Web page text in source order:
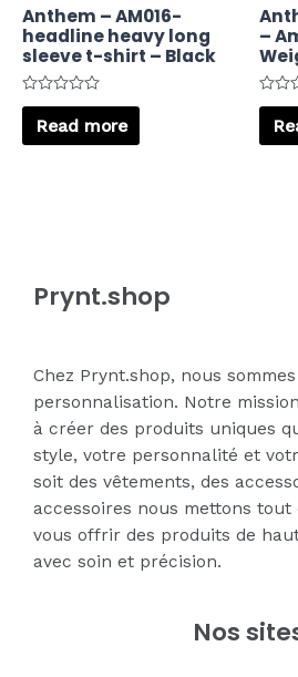
Anthem – AM016-
headline heavy long
sleeve t-shirt – Black
Rated
out
of
Read more
–
Rated
out
of
Prynt.shop
Chez Prynt.shop, nous
personnalisation. Notre
à créer des produits uniques
style, votre personnalité et
soit des vêtements, des
accessoires nous mettons
vous offrir des produits de
avec soin et précision.
Nos